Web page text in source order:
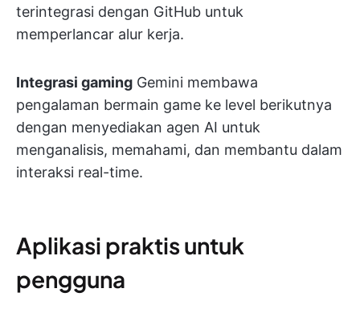
terintegrasi dengan GitHub untuk
memperlancar alur kerja.
Integrasi gaming Gemini membawa
pengalaman bermain game ke level berikutnya
dengan menyediakan agen AI untuk
menganalisis, memahami, dan membantu dalam
interaksi real-time.
Aplikasi praktis untuk
pengguna